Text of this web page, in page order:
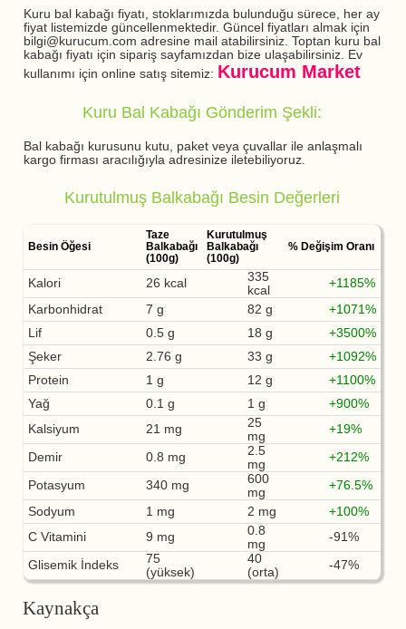
Kuru bal kabağı fiyatı, stoklarımızda bulunduğu sürece, her ay
fiyat listemizde güncellenmektedir. Güncel fiyatları almak için
bilgi@kurucum.com adresine mail atabilirsiniz. Toptan kuru bal
kabağı fiyatı için sipariş sayfamızdan bize ulaşabilirsiniz. Ev
kullanımı için online satış sitemiz: Kurucum Market
Kuru Bal Kabağı Gönderim Şekli:
Bal kabağı kurusunu kutu, paket veya çuvallar ile anlaşmalı
kargo firması aracılığıyla adresinize iletebiliyoruz.
Kurutulmuş Balkabağı Besin Değerleri
Besin Öğesi
Taze
Balkabağı
(100g)
Kurutulmuş
Balkabağı
(100g)
% Değişim Oranı
Kalori 26 kcal
335
kcal
+1185%
Karbonhidrat
7 g 82 g
+1071%
Lif
0.5 g 18 g
+3500%
Şeker
2.76 g 33 g
+1092%
Protein
1 g 12 g
+1100%
Yağ
0.1 g 1 g
+900%
Kalsiyum
21 mg
25
mg
+19%
Demir
0.8 mg
2.5
mg
+212%
Potasyum
340 mg
600
mg
+76.5%
Sodyum
1 mg 2 mg
+100%
C Vitamini
9 mg
0.8
mg
-91%
Glisemik İndeks
75
(yüksek)
40
(orta)
-47%
Kaynakça